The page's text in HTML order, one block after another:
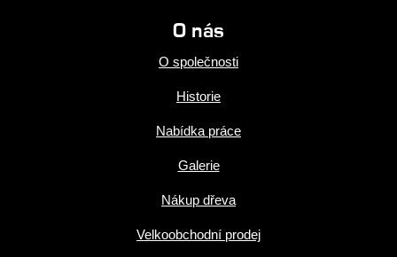
O nás
O společnosti
Historie
Nabídka práce
Galerie
Nákup dřeva
Velkoobchodní prodej